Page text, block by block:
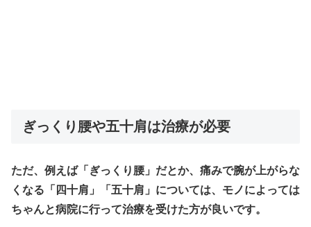
ぎっくり腰や五十肩は治療が必要
ただ、例えば「ぎっくり腰」だとか、痛みで腕が上がらな
くなる「四十肩」「五十肩」については、モノによっては
ちゃんと病院に行って治療を受けた方が良いです。